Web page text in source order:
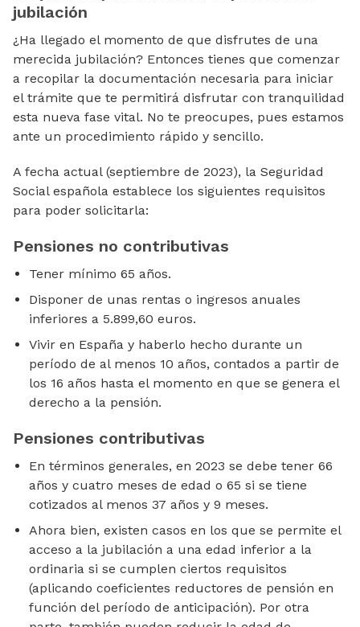
jubilación
¿Ha llegado el momento de que disfrutes de una
merecida jubilación? Entonces tienes que comenzar
a recopilar la documentación necesaria para iniciar
el trámite que te permitirá disfrutar con tranquilidad
esta nueva fase vital. No te preocupes, pues estamos
ante un procedimiento rápido y sencillo.
A fecha actual (septiembre de 2023), la Seguridad
Social española establece los siguientes requisitos
para poder solicitarla:
Pensiones no contributivas
Tener mínimo 65 años.
Disponer de unas rentas o ingresos anuales
inferiores a 5.899,60 euros.
Vivir en España y haberlo hecho durante un
período de al menos 10 años, contados a partir de
los 16 años hasta el momento en que se genera el
derecho a la pensión.
Pensiones contributivas
En términos generales, en 2023 se debe tener 66
años y cuatro meses de edad o 65 si se tiene
cotizados al menos 37 años y 9 meses.
Ahora bien, existen casos en los que se permite el
acceso a la jubilación a una edad inferior a la
ordinaria si se cumplen ciertos requisitos
(aplicando coeficientes reductores de pensión en
función del período de anticipación). Por otra